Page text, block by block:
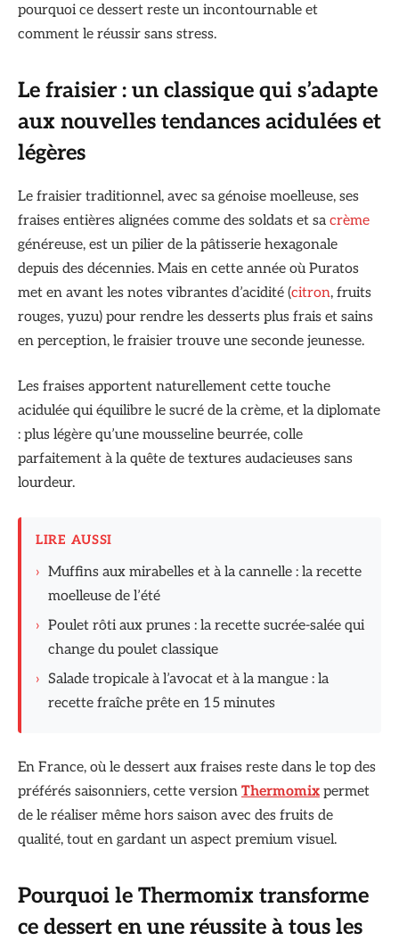
pourquoi ce dessert reste un incontournable et
comment le réussir sans stress.
Le fraisier : un classique qui s’adapte
aux nouvelles tendances acidulées et
légères
Le fraisier traditionnel, avec sa génoise moelleuse, ses
fraises entières alignées comme des soldats et sa crème
généreuse, est un pilier de la pâtisserie hexagonale
depuis des décennies. Mais en cette année où Puratos
met en avant les notes vibrantes d’acidité (citron, fruits
rouges, yuzu) pour rendre les desserts plus frais et sains
en perception, le fraisier trouve une seconde jeunesse.
Les fraises apportent naturellement cette touche
acidulée qui équilibre le sucré de la crème, et la diplomate
: plus légère qu’une mousseline beurrée, colle
parfaitement à la quête de textures audacieuses sans
lourdeur.
LIRE AUSSI
› Muffins aux mirabelles et à la cannelle : la recette
moelleuse de l’été
› Poulet rôti aux prunes : la recette sucrée-salée qui
change du poulet classique
› Salade tropicale à l’avocat et à la mangue : la
recette fraîche prête en 15 minutes
En France, où le dessert aux fraises reste dans le top des
préférés saisonniers, cette version Thermomix permet
de le réaliser même hors saison avec des fruits de
qualité, tout en gardant un aspect premium visuel.
Pourquoi le Thermomix transforme
ce dessert en une réussite à tous les